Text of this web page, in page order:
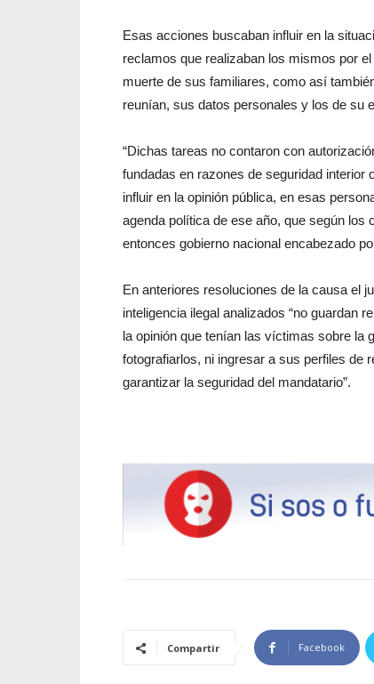
Esas acciones buscaban influir en la
reclamos que realizaban los mismos por
muerte de sus familiares, como así
reunían, sus datos personales y los de su
“Dichas tareas no contaron con
fundadas en razones de seguridad interior
influir en la opinión pública, en esas
agenda política de ese año, que según los
entonces gobierno nacional encabezado
En anteriores resoluciones de la causa el
inteligencia ilegal analizados “no guardan
la opinión que tenían las víctimas sobre la
fotografiarlos, ni ingresar a sus perfiles de
garantizar la seguridad del mandatario”.
Compartir Facebook